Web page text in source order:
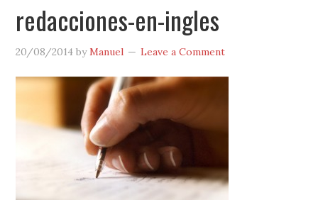
redacciones-en-ingles
20/08/2014 byManuel Leave a Comment